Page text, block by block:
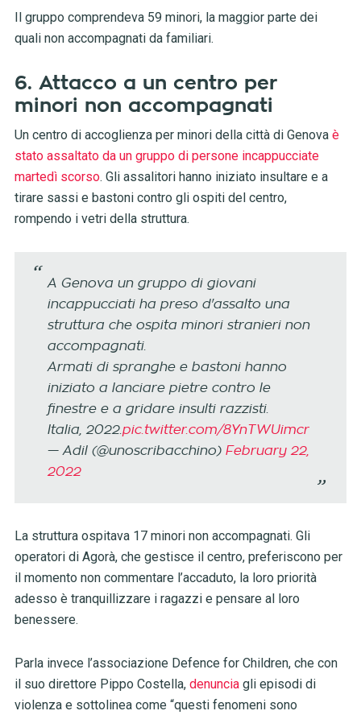
Il gruppo comprendeva 59 minori, la maggior parte dei
quali non accompagnati da familiari.
6. Attacco a un centro per
minori non accompagnati
Un centro di accoglienza per minori della città di Genova è
stato assaltato da un gruppo di persone incappucciate
martedì scorso. Gli assalitori hanno iniziato insultare e a
tirare sassi e bastoni contro gli ospiti del centro,
rompendo i vetri della struttura.
A Genova un gruppo di giovani
incappucciati ha preso d'assalto una
struttura che ospita minori stranieri non
accompagnati.
Armati di spranghe e bastoni hanno
iniziato a lanciare pietre contro le
finestre e a gridare insulti razzisti.
Italia, 2022.pic.twitter.com/8YnTWUimcr
— Adil (@unoscribacchino) February 22,
2022
La struttura ospitava 17 minori non accompagnati. Gli
operatori di Agorà, che gestisce il centro, preferiscono per
il momento non commentare l’accaduto, la loro priorità
adesso è tranquillizzare i ragazzi e pensare al loro
benessere.
Parla invece l’associazione Defence for Children, che con
il suo direttore Pippo Costella, denunciagli episodi di
violenza e sottolinea come “questi fenomeni sono